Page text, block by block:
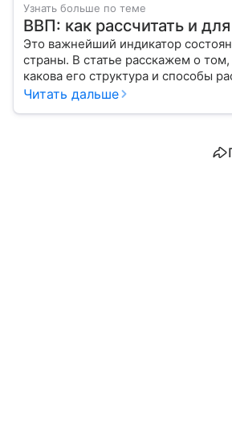
Узнать больше по теме
ВВП: как рассчитать и
Это важнейший индикатор
страны. В статье расскажем о
какова его структура и способы
приведем прогноз эксперта о
Читать дальше